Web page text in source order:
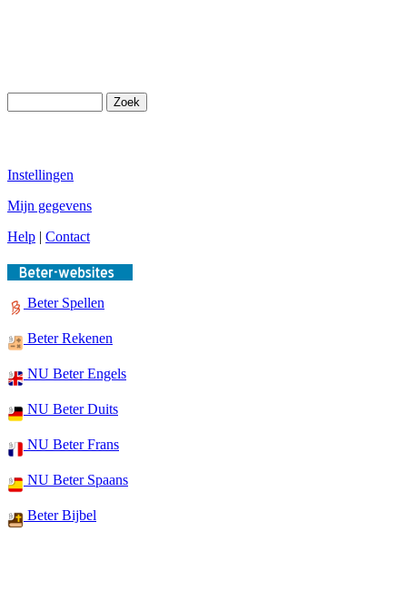
Instellingen
Mijn gegevens
Help | Contact
Beter Spellen
Beter Rekenen
NU Beter Engels
NU Beter Duits
NU Beter Frans
NU Beter Spaans
Beter Bijbel